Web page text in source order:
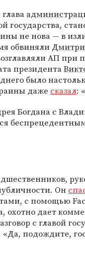
государства,
не нова — в
обвиняли
АП при
президента
было
даже сказал:
Богдана с
Он
с помощью
охотно дает
с главой
«Да, подождите,